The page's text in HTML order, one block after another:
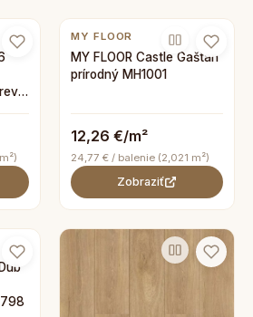
MY FLOOR
MY FLOOR Castle Gaštan
prírodný MH1001
12,26 €/m²
24,77 € / balenie (2,021 m²)
Zobraziť